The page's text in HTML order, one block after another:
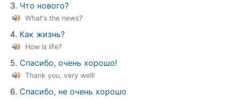
Что нового?
What's the news?
Как жизнь?
How is life?
Спасибо, очень хорошо!
Thank you, very well!
Спасибо, не очень хорошо